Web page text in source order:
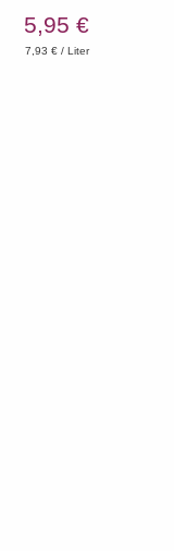
5,95 €
7,93 € / Liter